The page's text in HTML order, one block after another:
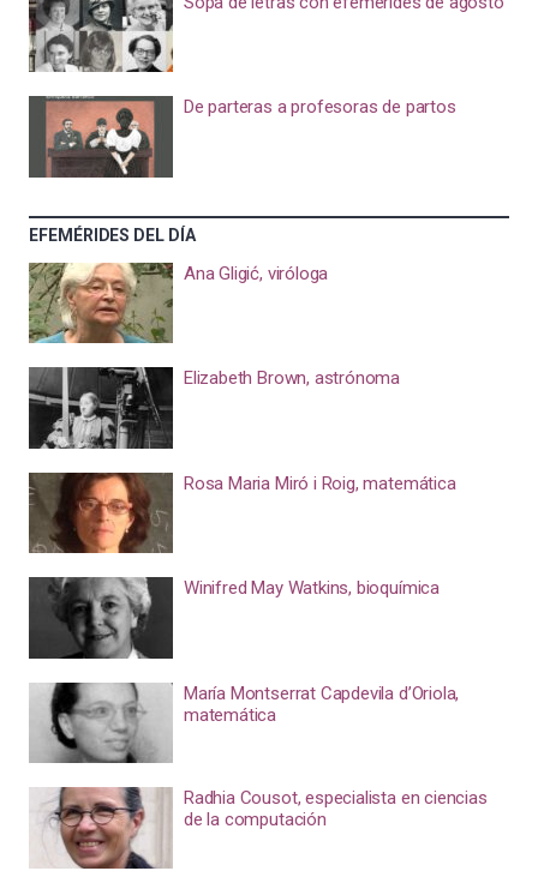
De parteras a profesoras de partos
EFEMÉRIDES DEL DÍA
Ana Gligić, viróloga
Elizabeth Brown, astrónoma
Rosa Maria Miró i Roig, matemática
Winifred May Watkins, bioquímica
María Montserrat Capdevila d’Oriola,
matemática
Radhia Cousot, especialista en ciencias
de la computación